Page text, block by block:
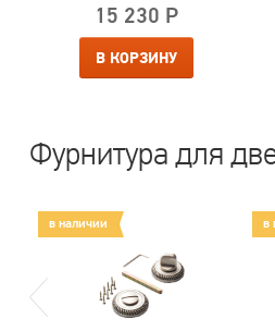
15 230 Р
В КОРЗИНУ
Фурнитура для
в наличии в